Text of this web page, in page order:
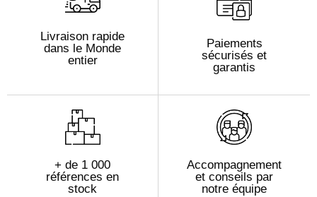
Livraison rapide
dans le Monde
entier
Paiements
sécurisés et
garantis
+ de 1 000
références en
stock
Accompagnement
et conseils par
notre équipe